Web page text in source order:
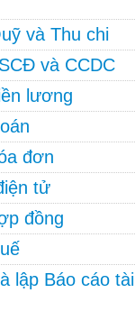
và Thu chi
và CCDC
lương
đơn
tử
đồng
lập Báo cáo tài